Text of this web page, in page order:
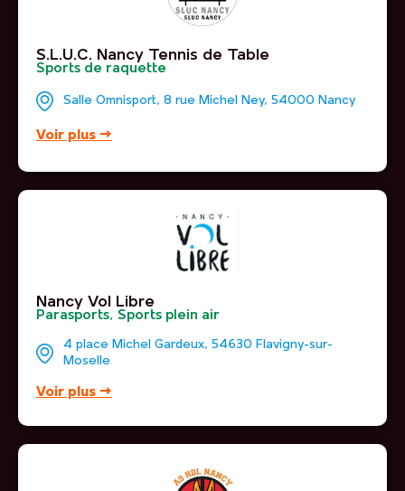
S.L.U.C. Nancy Tennis de Table
Sports de raquette
Salle Omnisport, 8 rue Michel Ney, 54000 Nancy
Voir plus →
Nancy Vol Libre
Parasports, Sports plein air
4 place Michel Gardeux, 54630 Flavigny-sur-
Moselle
Voir plus →